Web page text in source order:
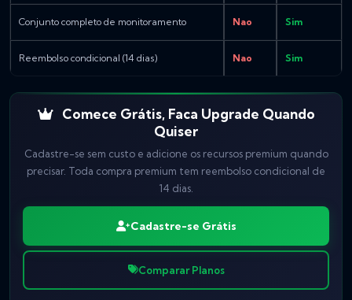
Conjunto completo de monitoramento Nao Sim
Reembolso condicional (14 dias) Nao Sim
Comece Grátis, Faca Upgrade Quando
Quiser
Cadastre-se sem custo e adicione os recursos premium quando
precisar. Toda compra premium tem reembolso condicional de
14 dias.
Cadastre-se Grátis
Comparar Planos